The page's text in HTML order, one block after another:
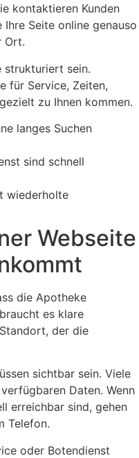
kontaktieren Kunden
Seite online genauso
Ort.
strukturiert sein.
für Service, Zeiten,
zu Ihnen kommen.
langes Suchen
sind schnell
wiederholte
Webseite
die Apotheke
es klare
der die
sichtbar sein. Viele
Daten. Wenn
erreichbar sind, gehen
Telefon.
oder Botendienst